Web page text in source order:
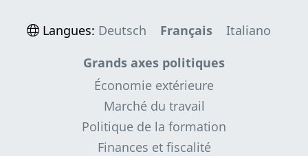
Langues: Deutsch Français
Italiano
Grands axes politiques
Économie extérieure
Marché du travail
Politique de la formation
Finances et fiscalité